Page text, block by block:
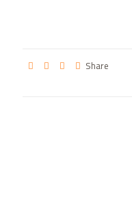
Share